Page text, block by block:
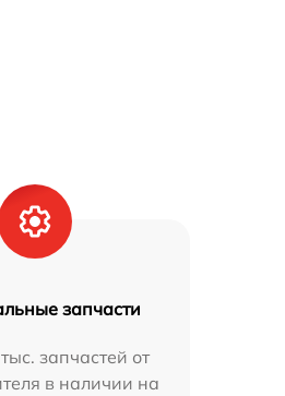
запчасти
запчастей от
в наличии на